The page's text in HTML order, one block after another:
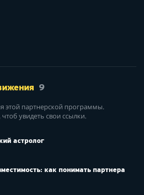
9
этой партнерской программы.
увидеть свои ссылки.
астролог
как понимать партнера